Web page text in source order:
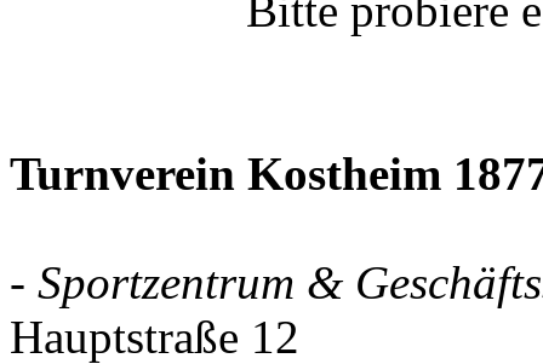
Turnverein Kostheim
- Sportzentrum &
Hauptstraße 12